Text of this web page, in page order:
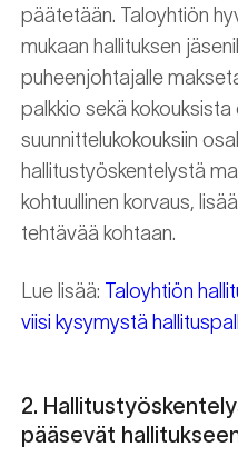
päätetään. Taloyhtiön
mukaan hallituksen
puheenjohtajalle
palkkio sekä
suunnittelukokouksiin
hallitustyöskentelystä
kohtuullinen korvaus,
tehtävää kohtaan.
Lue lisää: Taloyhtiön
viisi kysymystä
2.
pääsevät